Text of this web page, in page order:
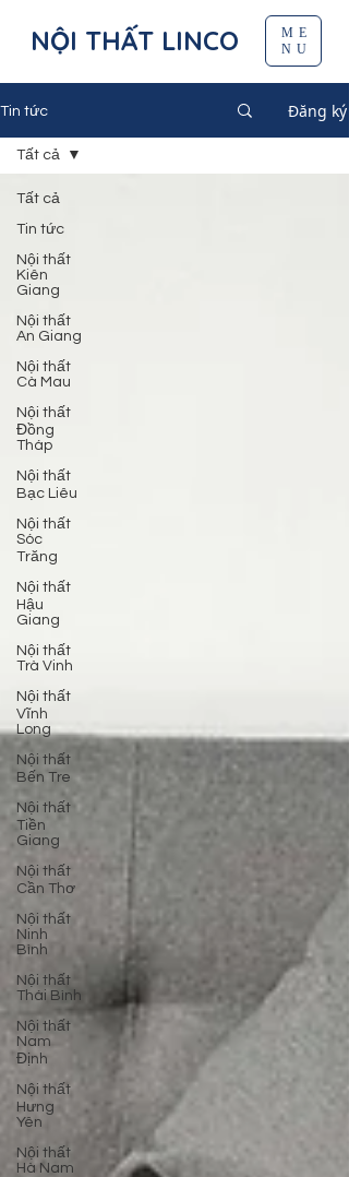
NỘI THẤT LINCO
ME
NU
Tin tức Đăng ký
Tất cả
Tin tức
Nội thất
Kiên
Giang
Nội thất
An Giang
Nội thất
Cà Mau
Nội thất
Đồng
Tháp
Nội thất
Bạc Liêu
Nội thất
Sóc
Trăng
Nội thất
Hậu
Giang
Nội thất
Trà Vinh
Nội thất
Vĩnh
Long
Nội thất
Bến Tre
Nội thất
Tiền
Giang
Nội thất
Cần Thơ
Nội thất
Ninh
Bình
Nội thất
Thái Bình
Nội thất
Nam
Định
Nội thất
Hưng
Yên
Nội thất
Hà Nam
Tất cả